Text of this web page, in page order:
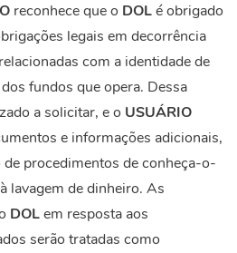
reconhece que o DOLé obrigado
legais em decorrência
com a identidade de
fundos que opera. Dessa
a solicitar, e o USUÁRIO
e informações adicionais,
procedimentos de conheça-o-
lavagem de dinheiro. As
DOLem resposta aos
serão tratadas como